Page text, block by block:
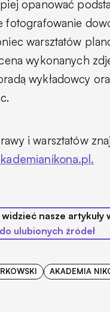
opanować
fotografowanie
warsztatów
wykonanych
wykładowcy
i warsztatów
nasze artykuły
ulubionych źródeł
AKADEMIA